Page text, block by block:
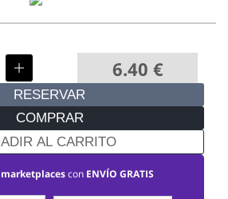
6.40 €
RESERVAR
COMPRAR
AL CARRITO
marketplacescon ENVÍO GRATIS